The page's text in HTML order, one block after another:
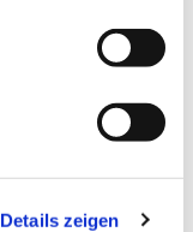
Details zeigen